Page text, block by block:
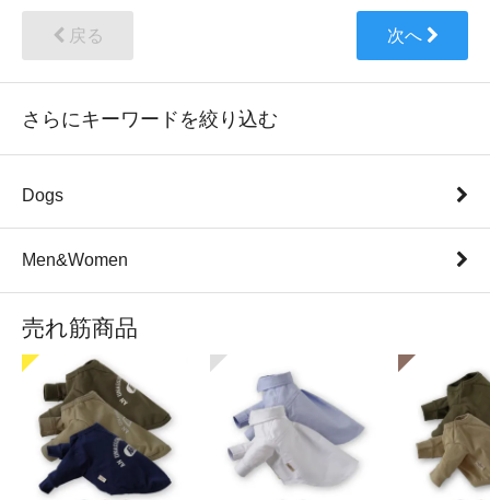
戻る 次へ
さらにキーワードを絞り込む
Dogs
Men&Women
売れ筋商品